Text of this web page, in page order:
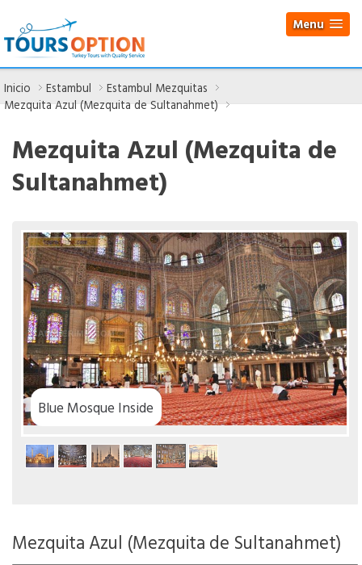
Menu
Inicio Estambul
Estambul Mezquitas
Mezquita Azul (Mezquita de Sultanahmet)
Mezquita Azul (Mezquita de
Sultanahmet)
Blue Mosque Inside
Mezquita Azul (Mezquita de Sultanahmet)